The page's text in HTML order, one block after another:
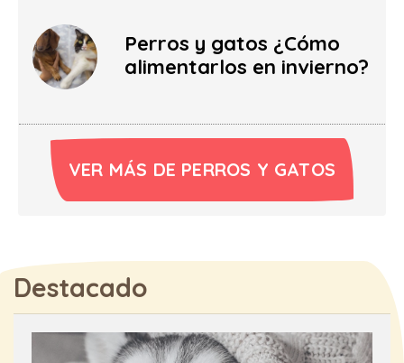
Perros y gatos ¿Cómo
alimentarlos en invierno?
VER MÁS DE PERROS Y GATOS
Destacado